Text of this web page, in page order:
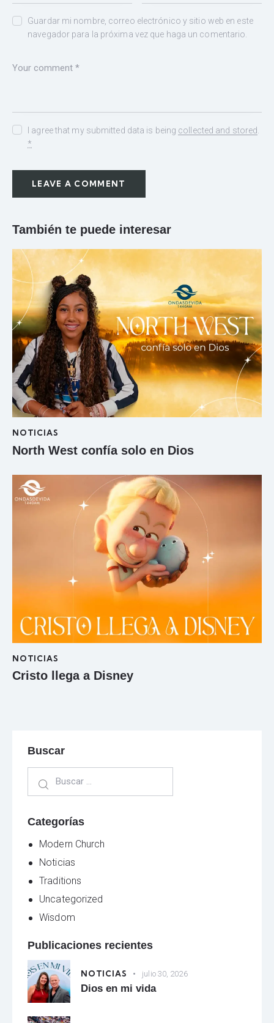
Guardar mi nombre, correo electrónico y sitio web en este
navegador para la próxima vez que haga un comentario.
I agree that my submitted data is being collected and stored
*
También te puede interesar
NOTICIAS
North West confía solo en Dios
NOTICIAS
Cristo llega a Disney
Buscar
Categorías
Modern Church
Noticias
Traditions
Uncategorized
Wisdom
Publicaciones recientes
NOTICIAS julio 30, 2026
Dios en mi vida